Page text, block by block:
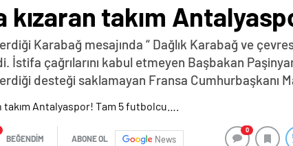
kızaran takım
Karabağ mesajında “ Dağlık Karabağ ve
İstifa çağrılarını kabul etmeyen Başbakan
desteği saklamayan Fransa
BEĞENDİM ABONE OL News
0